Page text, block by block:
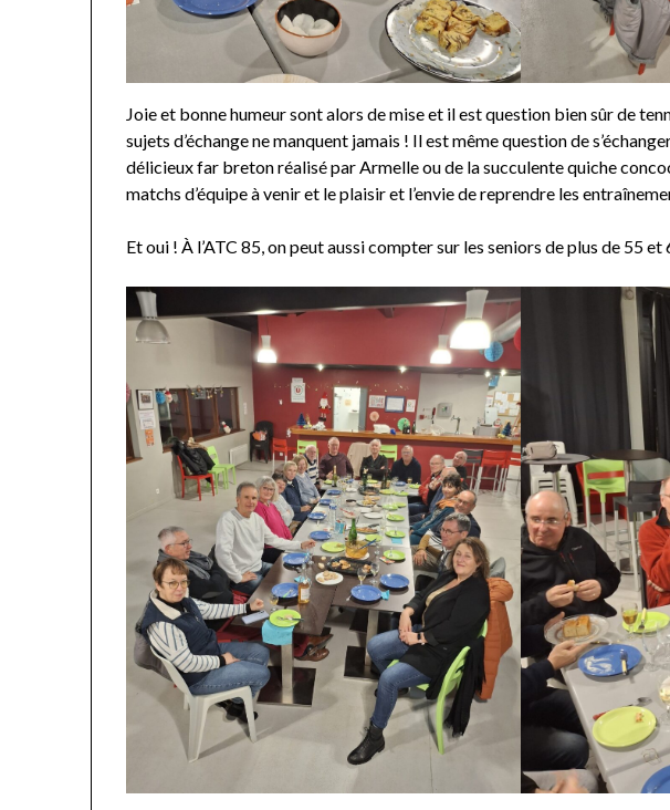
Joie et bonne humeur sont alors de mise et il est question bien sûr de
sujets d’échange ne manquent jamais ! Il est même question de
délicieux far breton réalisé par Armelle ou de la succulente quiche
matchs d’équipe à venir et le plaisir et l’envie de reprendre les
Et oui ! À l’ATC 85, on peut aussi compter sur les seniors de plus de 55 et